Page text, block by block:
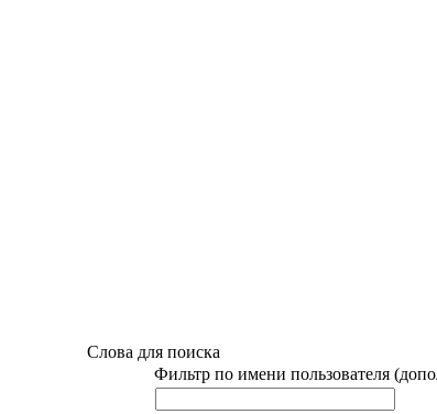
Слова для поиска
Фильтр по имени пользователя